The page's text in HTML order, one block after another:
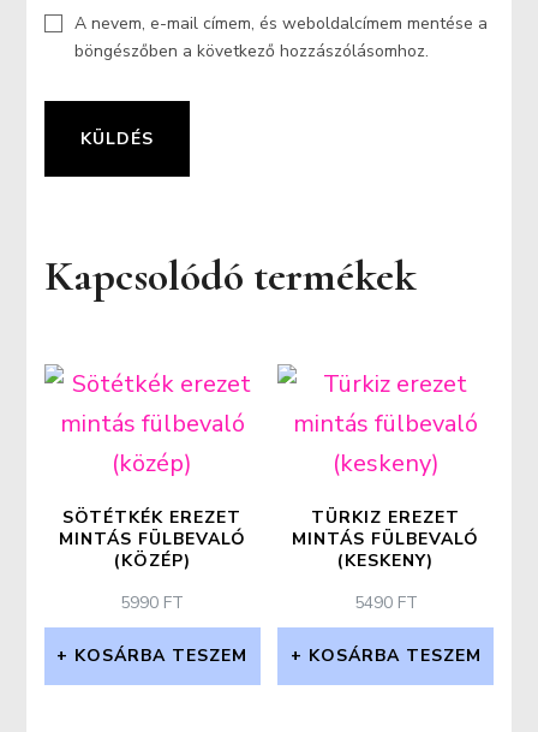
A nevem, e-mail címem, és weboldalcímem mentése a
böngészőben a következő hozzászólásomhoz.
Kapcsolódó termékek
SÖTÉTKÉK EREZET
MINTÁS FÜLBEVALÓ
(KÖZÉP)
5990 FT
KOSÁRBA TESZEM
TÜRKIZ EREZET
MINTÁS FÜLBEVALÓ
(KESKENY)
5490 FT
KOSÁRBA TESZEM